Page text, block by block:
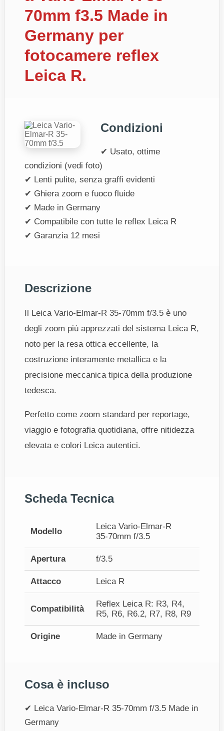
70mm f3.5 Made in
Germany per
fotocamere reflex
Leica R.
Condizioni
✔ Usato, ottime
condizioni (vedi foto)
✔ Lenti pulite, senza graffi evidenti
✔ Ghiera zoom e fuoco fluide
✔ Made in Germany
✔ Compatibile con tutte le reflex Leica R
✔ Garanzia 12 mesi
Descrizione
Il Leica Vario‑Elmar‑R 35‑70mm f/3.5 è uno
degli zoom più apprezzati del sistema Leica R,
noto per la resa ottica eccellente, la
costruzione interamente metallica e la
precisione meccanica tipica della produzione
tedesca.
Perfetto come zoom standard per reportage,
viaggio e fotografia quotidiana, offre nitidezza
elevata e colori Leica autentici.
Scheda Tecnica
Modello
Leica Vario‑Elmar‑R
35‑70mm f/3.5
Apertura f/3.5
Attacco Leica R
Compatibilità
Reflex Leica R: R3, R4,
R5, R6, R6.2, R7, R8, R9
Origine Made in Germany
Cosa è incluso
✔ Leica Vario‑Elmar‑R 35‑70mm f/3.5 Made in
Germany